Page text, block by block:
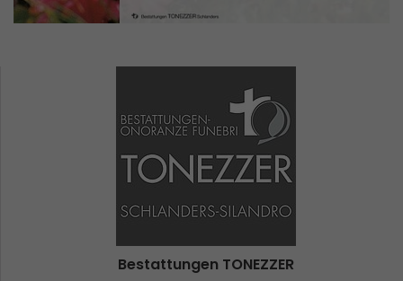
Bestattungen TONEZZER